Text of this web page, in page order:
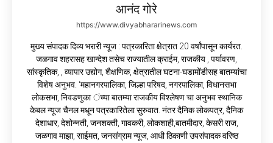
आनंद गोरे
https://www.divyabhararinews.com
मुख्य संपादक दिव्य भरारी न्यूज : पत्रकारिता क्षेत्रात 20 वर्षांपासून कार्यरत.
जळगाव शहरासह खान्देश तसेच राज्यातील क्राईम, राजकीय , पर्यावरण,
सांस्कृतिक, , व्यापार उद्योग, शैक्षणिक, क्षेत्रातील घटना-घडामोंडीसह बातम्यांचा
विशेष अनुभव. ‘महानगरपालिका, जिल्हा परिषद, नगरपालिका, विधानसभा
लोकसभा, निवडणुका ंच्या बातम्या राजकीय विश्लेषण चा अनुभव स्थानिक
केबल न्यूज चैनल मधून पत्रकारितेला सुरुवात. नंतर दैनिक लोकपत्र, दैनिक
देशाधार, देशोन्नती, जनशक्ती, गावकरी, लोकशाही,बातमीदार, केसरी राज,
जळगाव माझा, साईमत, जनसंग्राम न्यूज, आधी ठिकाणी उपसंपादक वरिष्ठ